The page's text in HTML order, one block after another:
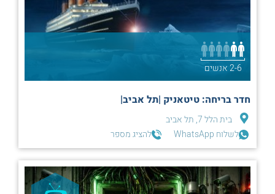
2-6 אנשים
חדר בריחה: טיטאניק |תל אביב|
בית הלל 7, תל אביב
לשלוח WhatsApp
להציג מספר